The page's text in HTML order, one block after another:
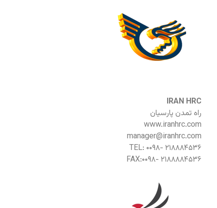
IRAN HRC
راه تمدن پارسیان
www.iranhrc.com
manager@iranhrc.com
TEL: ۰۰۹۸- ۲۱۸۸۸۴۵۳۶
FAX:۰۰۹۸- ۲۱۸۸۸۸۴۵۳۶